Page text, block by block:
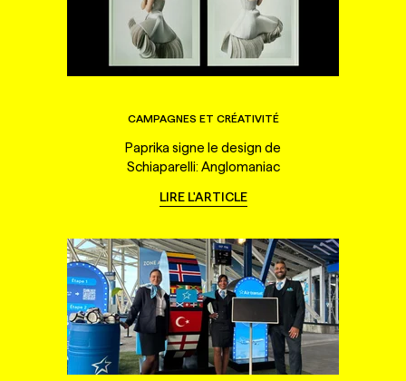
CAMPAGNES ET CRÉATIVITÉ
Paprika signe le design de
Schiaparelli: Anglomaniac
LIRE L'ARTICLE